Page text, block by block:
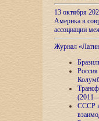
13 октября
Америка в
ассоциации
Журнал
СССР и